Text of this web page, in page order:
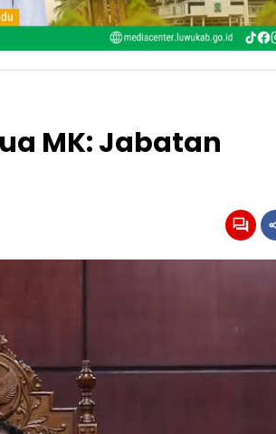
MK: Jabatan